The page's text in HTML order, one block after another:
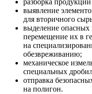
разборка
выявление
для вторичного
выделение
перемещение их в
на
обезвреживанию;
механическое
специальных
отправка
на полигон.